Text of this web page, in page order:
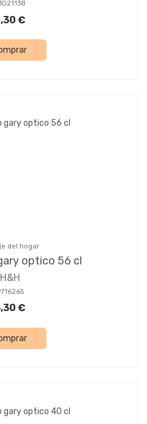
€
del hogar
optico 56 cl
H&H
€